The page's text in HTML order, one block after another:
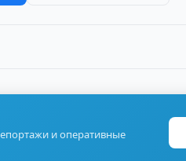
и оперативные